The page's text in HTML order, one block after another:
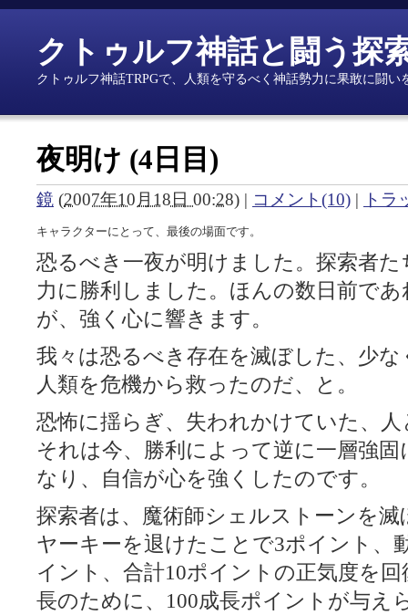
クトゥルフ神話と闘う探
クトゥルフ神話TRPGで、人類を守るべく神話勢力に果敢に闘
夜明け (4日目)
鏡 (2007年10月18日 00:28) | コメント(10) | トラ
キャラクターにとって、最後の場面です。
恐るべき一夜が明けました。探索者
力に勝利しました。ほんの数日前で
が、強く心に響きます。
我々は恐るべき存在を滅ぼした、少
人類を危機から救ったのだ、と。
恐怖に揺らぎ、失われかけていた、
それは今、勝利によって逆に一層強
なり、自信が心を強くしたのです。
探索者は、魔術師シェルストーンを
ヤーキーを退けたことで3ポイント、
イント、合計10ポイントの正気度を
長のために、100成長ポイントが与え